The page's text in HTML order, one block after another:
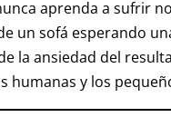
aprenda a sufrir
un sofá esperando
la ansiedad del
humanas y los